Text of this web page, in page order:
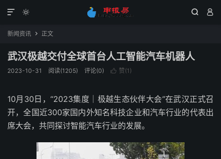
  

新闻资讯  正文
武汉极越交付全球首台人工智能汽车机器人
2023-10-31 阅读(1205) 评论(0)  赞(1 )
10月30日，“2023集度｜极越生态伙伴大会”在武汉正式召
开，全国近300家国内外知名科技企业和汽车行业的代表出
席大会，共同探讨智能汽车行业的发展。